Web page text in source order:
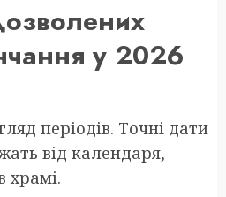
у 2026
періодів. Точні дати
від календаря,
храмі.